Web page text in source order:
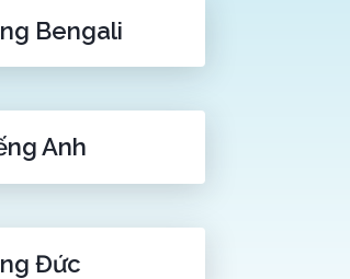
Bengali
Anh
Đức